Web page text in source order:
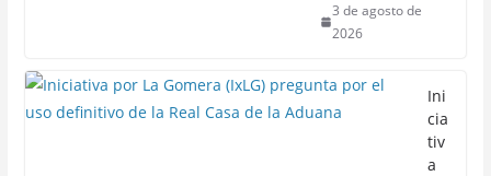
3 de agosto de
2026
Ini
cia
tiv
a